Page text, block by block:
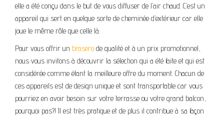
elle a été conçu dans le but de vous diffuser de l’air chaud. C’est un
appareil qui sert en quelque sorte de cheminée d’extérieur car elle
joue le même rôle que celle là.
Pour vous offrir un brasero de qualité et à un prix promotionnel,
nous vous invitons à découvrir la sélection qui a été faite et qui est
considérée comme étant la meilleure offre du moment. Chacun de
ces appareils est de design unique et sont transportable car vous
pourriez en avoir besoin sur votre terrasse ou votre grand balcon,
pourquoi pas?! Il est très pratique et de plus il contribue à sa façon